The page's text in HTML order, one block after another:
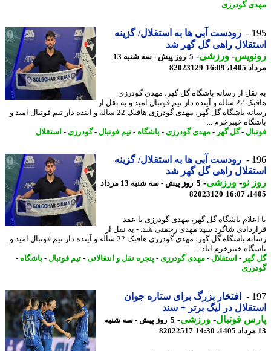
گودرزی
رودست آبی ها به استقلال/ گزینه
راهی گل گهر شد
-ورزشی-
5 روز پیش - سه شنبه 13
16:09
82023129
از رسانه باشگاه گل گهر، مهدی گودرزی
هافبک 22 ساله و آینده دار تیم فوتبال امید و به نقل از
رسانه باشگاه گل گهر، مهدی گودرزی هافبک 22 ساله و آینده دار تیم فوتبال امید و
خیبرخرم ...
-گل گهر-مهدی گودرزی- باشگاه-تیم فوتبال-گودرزی- استقلال
رودست آبی ها به استقلال/ گزینه
راهی گل گهر شد
نو- ورزشی-
5 روز پیش - سه شنبه 13 مرداد
82023120
باشگاه گل گهر، مهدی گودرزی با عقد
شاگرد سید مهدی رحمتی شد. - به نقل از
رسانه باشگاه گل گهر، مهدی گودرزی هافبک 22 ساله و آینده دار تیم فوتبال امید و
خیبرخرم آباد ...
-استقلال-مهدی گودرزی- پنجره نقل و انتقالاتی-تیم فوتبال-باشگاه-
افتخار بزرگ برای ستاره جوان
در لیگ برتر + سند
فوتبال-ورزشی-
5 روز پیش - سه شنبه
82022517